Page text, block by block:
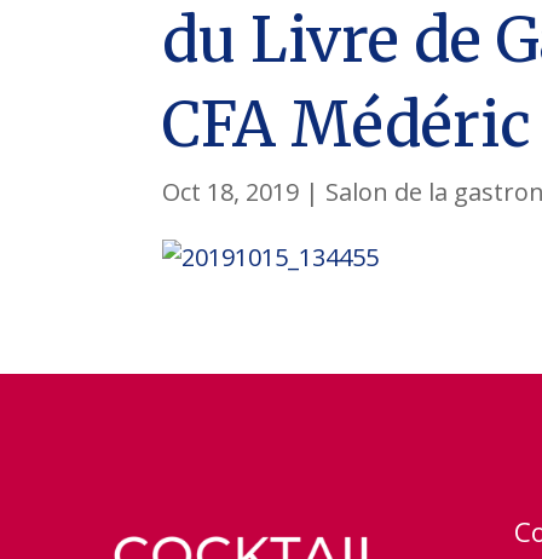
du Livre de
CFA Médéric
Oct 18, 2019 | Salon de la